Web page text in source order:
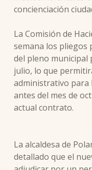
concienciación
La Comisión de
semana los
del pleno municipal
julio, lo que
administrativo para
antes del mes de
actual contrato.
La alcaldesa de
detallado que el